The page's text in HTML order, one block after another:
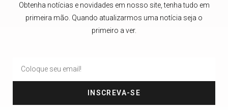
Obtenha notícias e novidades em nosso site, tenha tudo em
primeira mão. Quando atualizarmos uma notícia seja o
primeiro a ver.
INSCREVA-SE